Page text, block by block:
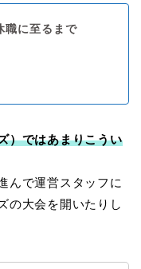
に至るまで
）ではあまりこうい
んで運営スタッフに
の大会を開いたりし